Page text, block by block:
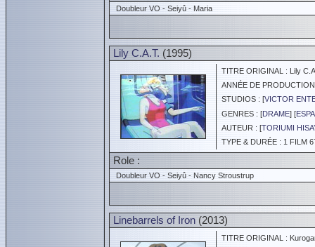
Doubleur VO - Seiyû - Maria
Lily C.A.T. (1995)
TITRE ORIGINAL : Lily
ANNÉE DE
STUDIOS : [VICTOR
GENRES : [DRAME] [
AUTEUR : [TORIUMI
TYPE & DURÉE : 1 FILM
Role :
Doubleur VO - Seiyû - Nancy Stroustrup
Linebarrels of Iron (2013)
TITRE ORIGINAL :